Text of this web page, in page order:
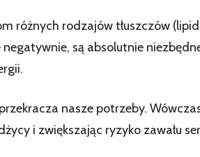
różnych rodzajów tłuszczów
są absolutnie
nasze potrzeby.
i zwiększając ryzyko zawału